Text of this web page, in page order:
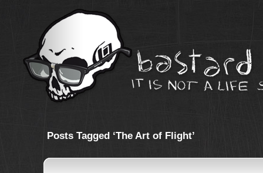
Posts Tagged ‘The Art of Flight’